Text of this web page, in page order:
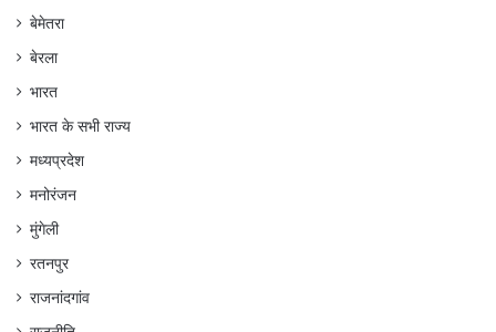
बेमेतरा
बेरला
भारत
भारत के सभी राज्य
मध्यप्रदेश
मनोरंजन
मुंगेली
रतनपुर
राजनांदगांव